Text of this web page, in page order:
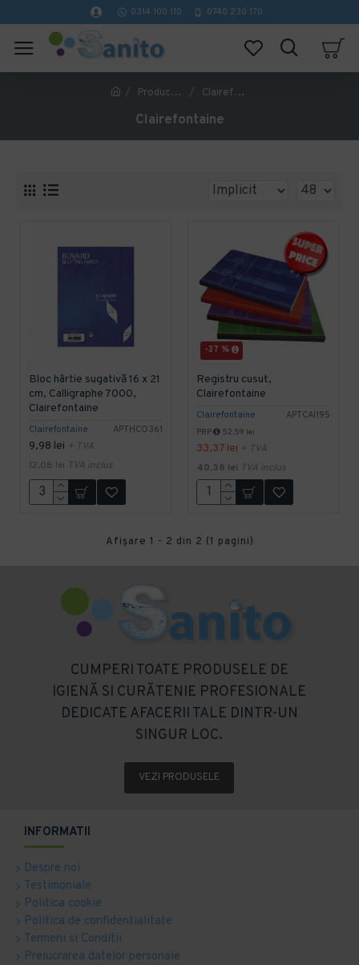
0314 100 110 0740 230 170
Producător Clairefontaine
Clairefontaine
Clairefontaine APTHCO361
Bloc hârtie sugativă 16 x 21
cm, Calligraphe 7000,
Clairefontaine
9,98 lei + TVA
12,08 lei TVA inclus
-37 %
Clairefontaine APTCAI195
Registru cusut,
Clairefontaine
PRP 52,59 lei
33,37 lei + TVA
40,38 lei TVA inclus
Afişare 1 - 2 din 2 (1 pagini)
CUMPERI TOATE PRODUSELE DE
IGIENĂ SI CURĂTENIE PROFESIONALE
DEDICATE AFACERII TALE DINTR-UN
SINGUR LOC.
VEZI PRODUSELE
INFORMATII
Despre noi
Testimoniale
Politica cookie
Politica de confidentialitate
Termeni si Conditii
Prelucrarea datelor personale